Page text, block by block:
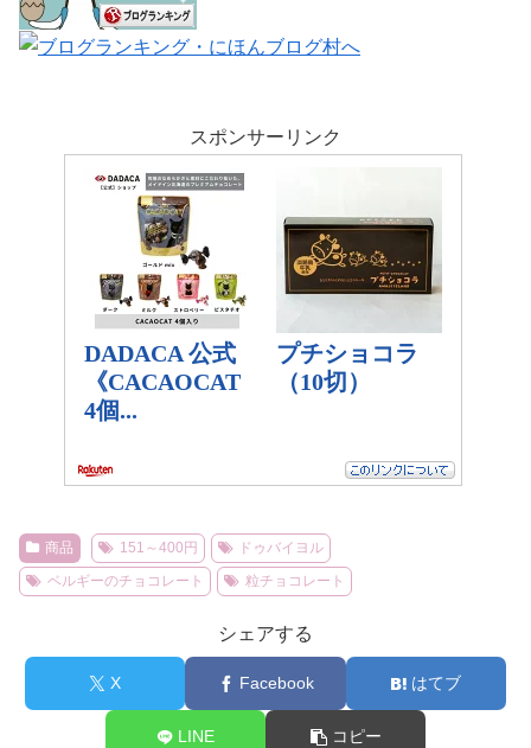
スポンサーリンク
商品 151～400円
ドゥバイヨル
ベルギーのチョコレート
粒チョコレート
シェアする
X Facebook はてブ
LINE コピー